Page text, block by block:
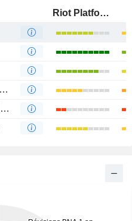
Riot Platforms, Inc.